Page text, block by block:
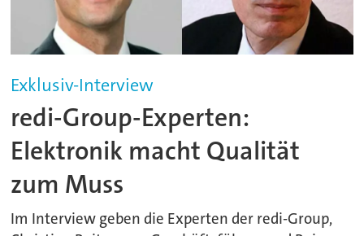
Exklusiv-Interview
redi-Group-Experten:
Elektronik macht Qualität
zum Muss
Im Interview geben die Experten der redi-Group,